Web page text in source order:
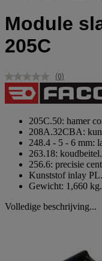
Module
205C
Geen
Dezelfde
(0)
205C.50: hamer
208A.32CBA:
248.4 - 5 - 6 mm:
263.18: koudbeitel.
256.6: precisie
Kunststof inlay
Gewicht: 1,660 kg.
Volledige beschrijving...